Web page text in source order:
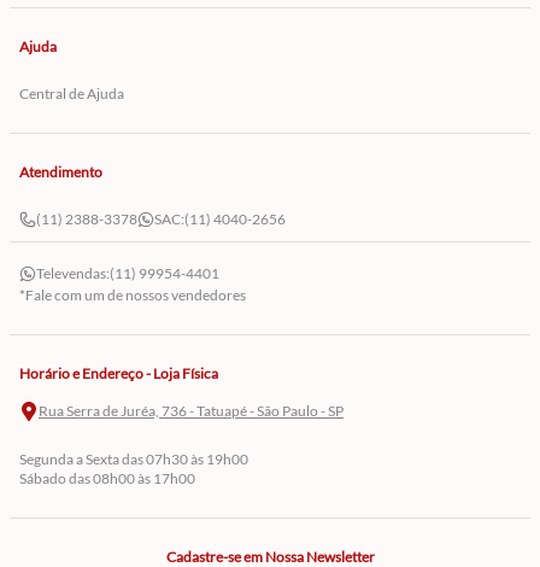
Ajuda
Central de Ajuda
Atendimento
(11) 2388-3378 SAC:(11) 4040-2656
Televendas:(11) 99954-4401
*Fale com um de nossos vendedores
Horário e Endereço - Loja Física
Rua Serra de Juréa, 736 - Tatuapé - São Paulo - SP
Segunda a Sexta das 07h30 às 19h00
Sábado das 08h00 às 17h00
Cadastre-se em Nossa Newsletter